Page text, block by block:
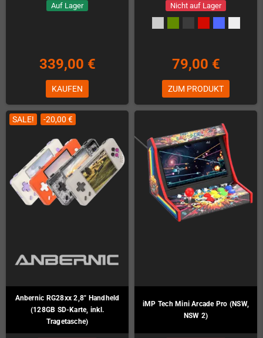
Auf Lager
339,00 €
KAUFEN
Nicht auf Lager
79,00 €
ZUM PRODUKT
SALE! -20,00 €
Anbernic RG28xx 2,8" Handheld
(128GB SD-Karte, inkl.
Tragetasche)
iMP Tech Mini Arcade Pro (NSW,
NSW 2)